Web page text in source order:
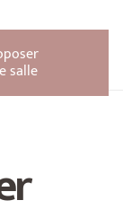
salle